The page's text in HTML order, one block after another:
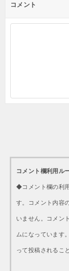
コメント
コメント欄利用ル
◆コメント欄の利
す。コメント内容
いません。コメン
ムになっています
って投稿されるこ